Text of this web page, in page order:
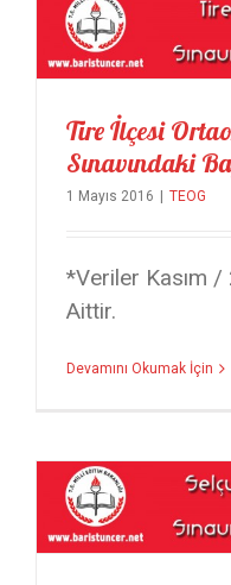
Tire İlçesi
Sınavındaki
1 Mayıs 2016 TEOG
*Veriler Kasım /
Aittir.
Devamını Okumak İçin